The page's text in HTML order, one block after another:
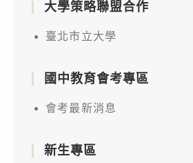
大學策略聯盟合作
臺北市立大學
國中教育會考專區
會考最新消息
新生專區